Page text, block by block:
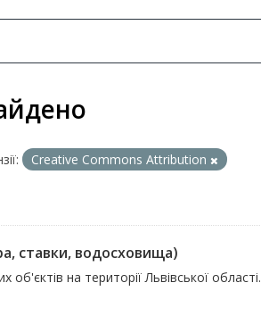
Creative Commons Attribution
ставки, водосховища)
на території Львівської області.